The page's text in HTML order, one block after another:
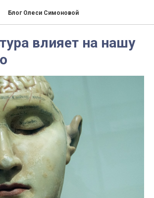
Блог Олеси Симоновой
влияет на нашу